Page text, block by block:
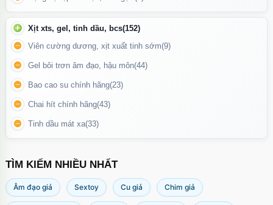
✔️ Hỗ trợ phụ nữ khó đạt cực khoái, giảm căng thẳng, cải thiện
giấc ngủ.
✔️ Giúp chị em khám phá cơ thể, tự chăm sóc bản thân khi
không có đối tác.
Xịt xts, gel, tinh dầu, bcs(152)
Viên cường dương, xịt xuất tinh sớm(9)
Gel bôi trơn âm đạo, hậu môn(44)
Bao cao su chính hãng(23)
Chai hít chính hãng(43)
Tinh dầu mát xa(33)
TÌM KIẾM NHIỀU NHẤT
Âm đạo giả Sextoy Cu giả Chim giả